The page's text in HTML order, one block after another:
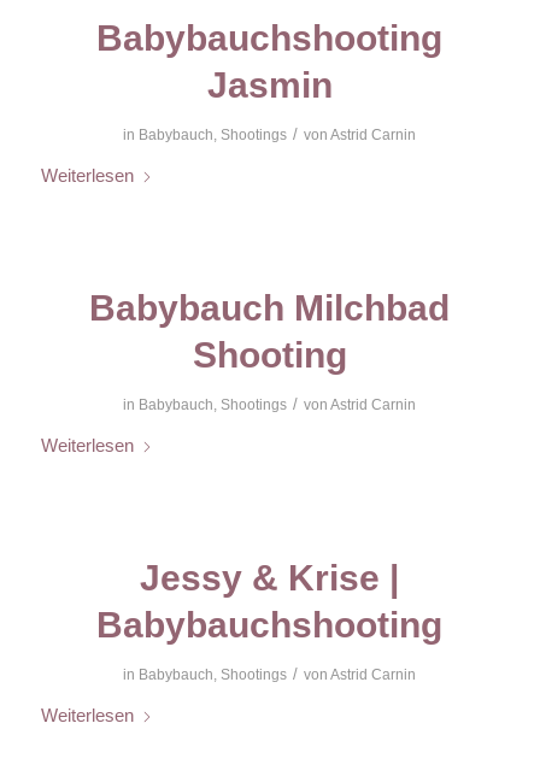
Babybauchshooting
Jasmin
in Babybauch, Shootings / vonAstrid Carnin
Weiterlesen
Babybauch Milchbad
Shooting
in Babybauch, Shootings / vonAstrid Carnin
Weiterlesen
Jessy & Krise |
Babybauchshooting
in Babybauch, Shootings / vonAstrid Carnin
Weiterlesen